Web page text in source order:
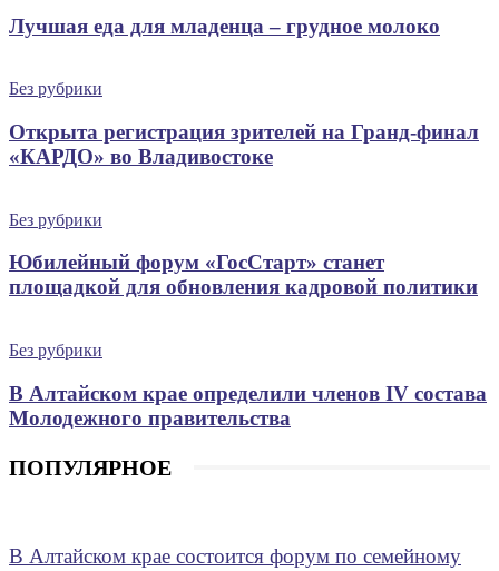
Лучшая еда для младенца – грудное молоко
Без рубрики
Открыта регистрация зрителей на Гранд-финал
«КАРДО» во Владивостоке
Без рубрики
Юбилейный форум «ГосСтарт» станет
площадкой для обновления кадровой политики
Без рубрики
В Алтайском крае определили членов IV состава
Молодежного правительства
ПОПУЛЯРНОЕ
В Алтайском крае состоится форум по семейному